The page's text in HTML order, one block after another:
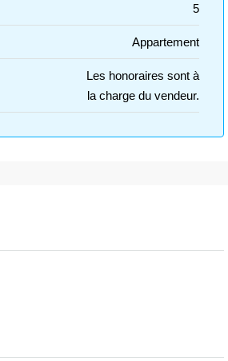
5
Appartement
Les honoraires sont à
la charge du vendeur.